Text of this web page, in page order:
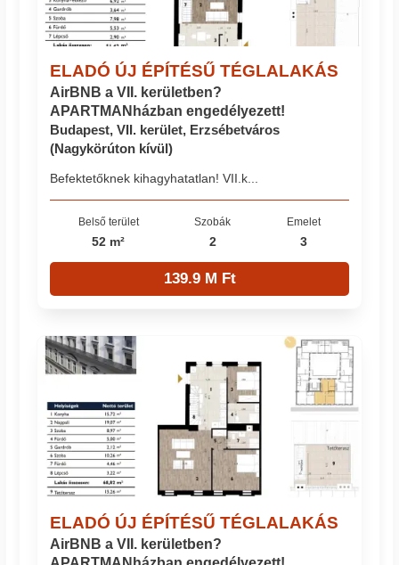
ELADÓ ÚJ ÉPÍTÉSŰ TÉGLALAKÁS
AirBNB a VII. kerületben?
APARTMANházban engedélyezett!
Budapest, VII. kerület, Erzsébetváros
(Nagykörúton kívül)
Befektetőknek kihagyhatatlan! VII.k...
Belső terület
52 m²
Szobák
2
Emelet
3
139.9 M Ft
ELADÓ ÚJ ÉPÍTÉSŰ TÉGLALAKÁS
AirBNB a VII. kerületben?